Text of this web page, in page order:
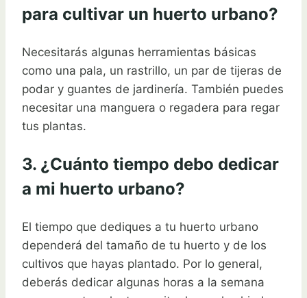
para cultivar un huerto urbano?
Necesitarás algunas herramientas básicas
como una pala, un rastrillo, un par de tijeras de
podar y guantes de jardinería. También puedes
necesitar una manguera o regadera para regar
tus plantas.
3. ¿Cuánto tiempo debo dedicar
a mi huerto urbano?
El tiempo que dediques a tu huerto urbano
dependerá del tamaño de tu huerto y de los
cultivos que hayas plantado. Por lo general,
deberás dedicar algunas horas a la semana